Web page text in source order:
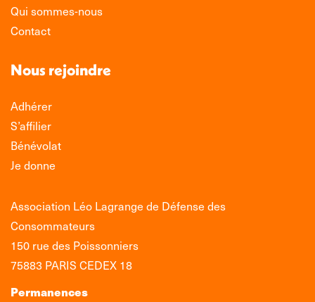
Qui sommes-nous
Contact
Nous rejoindre
Adhérer
S’affilier
Bénévolat
Je donne
Association Léo Lagrange de Défense des
Consommateurs
150 rue des Poissonniers
75883 PARIS CEDEX 18
Permanences